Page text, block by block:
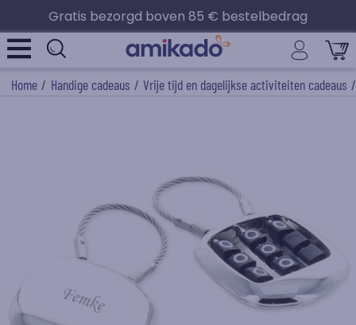
Gratis bezorgd boven 85 € bestelbedrag
Home / Handige cadeaus / Vrije tijd en dagelijkse activiteiten cadeaus /